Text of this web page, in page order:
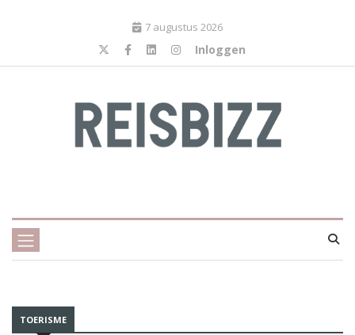
7 augustus 2026
Inloggen
TOERISME